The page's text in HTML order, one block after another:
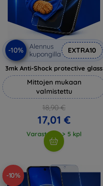
-10%
Alennus
kupongilla
EXTRA10
3mk Anti-Shock protective glass
Mittojen mukaan
valmistettu
18,90 €
17,01 €
Varastossa > 5 kpl
-10%